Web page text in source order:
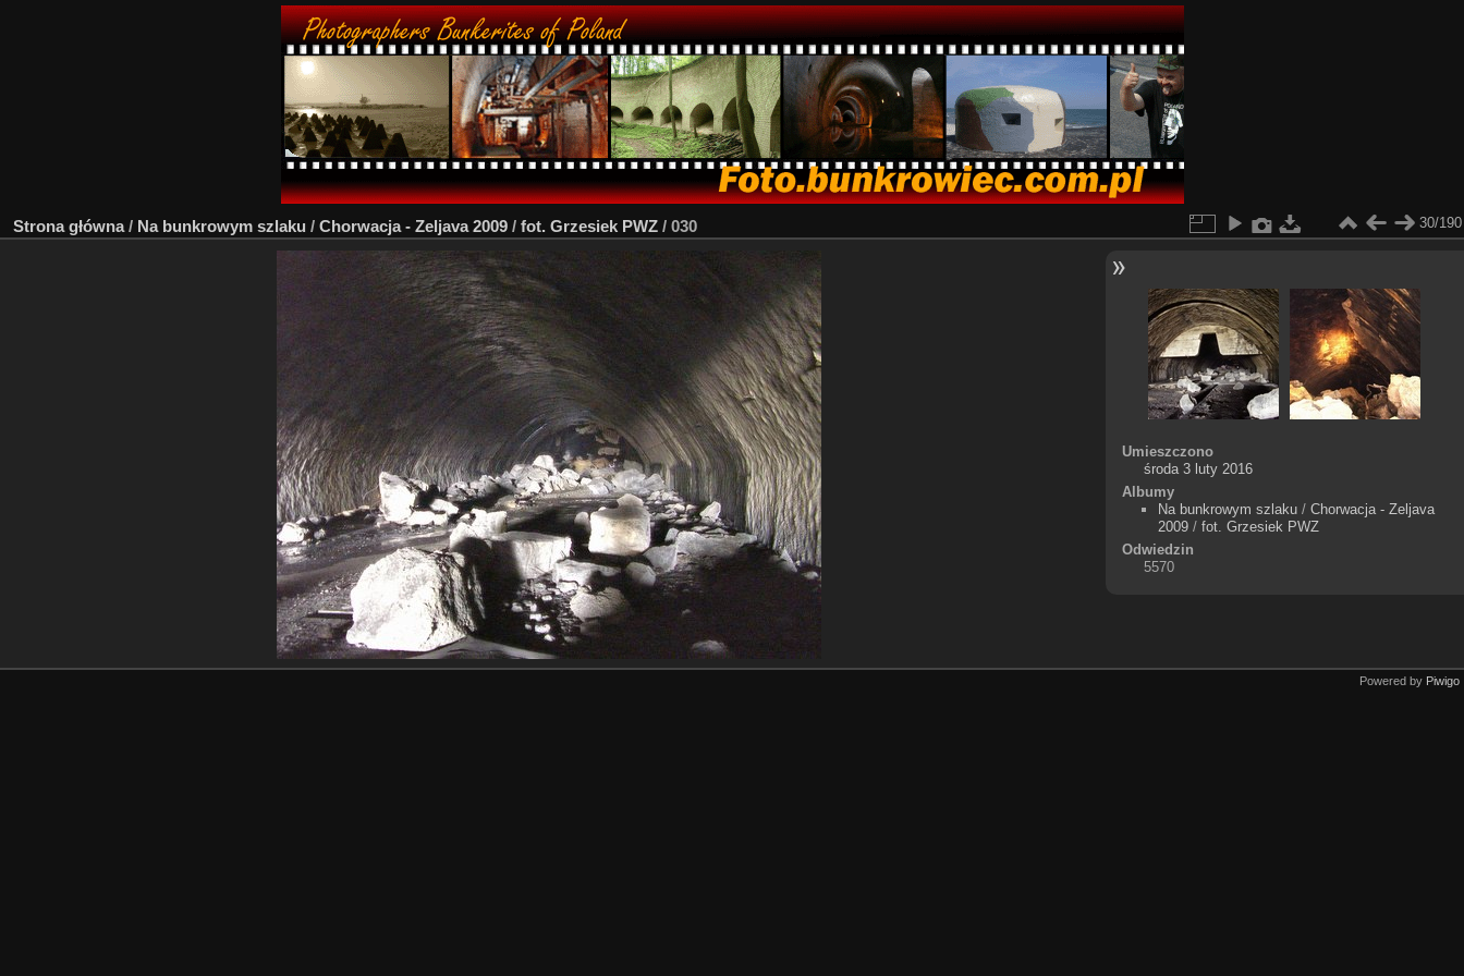
Strona główna/ Na bunkrowym szlaku / Chorwacja - Zeljava 2009 / fot. Grzesiek PWZ / 030 30/190
Umieszczono
środa 3 luty 2016
Albumy
Na bunkrowym szlaku/ Chorwacja - Zeljava
2009/ fot. Grzesiek PWZ
Odwiedzin
5570
Powered by Piwigo